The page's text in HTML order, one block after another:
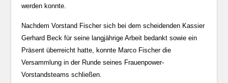
werden konnte.
Nachdem Vorstand Fischer sich bei dem scheidenden Kassier
Gerhard Beck für seine langjährige Arbeit bedankt sowie ein
Präsent überreicht hatte, konnte Marco Fischer die
Versammlung in der Runde seines Frauenpower-
Vorstandsteams schließen.